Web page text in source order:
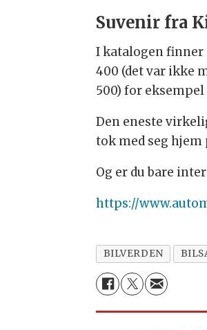
Suvenir fra
I katalogen finner
400 (det var ikke
500) for eksempel
Den eneste
tok med seg
Og er du bare
https://
BILVERDEN